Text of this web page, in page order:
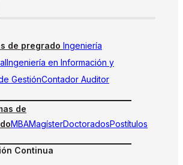
de pregrado Ingeniería
Ingeniería en Información y
GestiónContador Auditor
de
MBAMagísterDoctoradosPostítulos
Continua